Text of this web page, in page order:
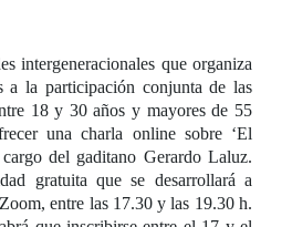
intergeneracionales que organiza
a la participación conjunta de las
18 y 30 años y mayores de 55
una charla online sobre ‘El
del gaditano Gerardo Laluz.
gratuita que se desarrollará a
entre las 17.30 y las 19.30 h.